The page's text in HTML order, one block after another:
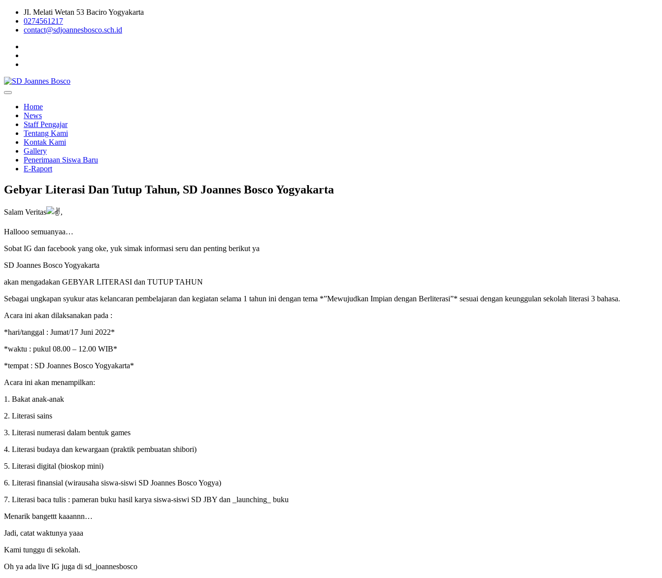
Skip
content
JI. Melati Wetan 53 Baciro Yogyakarta
0274561217
contact@sdjoannesbosco.sch.id
SD Joannes Bosco
Home
News
Staff Pengajar
Tentang Kami
Kontak Kami
Gallery
Penerimaan Siswa Baru
E-Raport
Gebyar Literasi Dan Tutup Tahun, SD Joannes Bosco Yogyakarta
Salam Veritas ,
Hallooo semuanyaa…
Sobat IG dan facebook yang oke, yuk simak informasi seru dan penting berikut ya
SD Joannes Bosco Yogyakarta
akan mengadakan GEBYAR LITERASI dan TUTUP TAHUN
Sebagai ungkapan syukur atas kelancaran pembelajaran dan kegiatan selama 1 tahun ini dengan tema *”Mewujudkan Impian dengan Berliterasi”* sesuai dengan keunggulan sekolah literasi 3 bahasa.
Acara ini akan dilaksanakan pada :
*hari/tanggal : Jumat/17 Juni 2022*
*waktu : pukul 08.00 – 12.00 WIB*
*tempat : SD Joannes Bosco Yogyakarta*
Acara ini akan menampilkan:
1. Bakat anak-anak
2. Literasi sains
3. Literasi numerasi dalam bentuk games
4. Literasi budaya dan kewargaan (praktik pembuatan shibori)
5. Literasi digital (bioskop mini)
6. Literasi finansial (wirausaha siswa-siswi SD Joannes Bosco Yogya)
7. Literasi baca tulis : pameran buku hasil karya siswa-siswi SD JBY dan _launching_ buku
Menarik bangettt kaaannn…
Jadi, catat waktunya yaaa
Kami tunggu di sekolah.
Oh ya ada live IG juga di sd_joannesbosco